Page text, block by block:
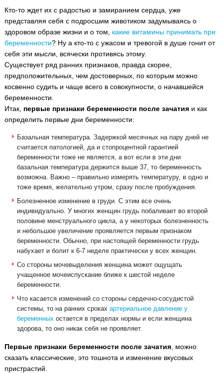
Кто-то ждет их с радостью и замиранием сердца, уже
представляя себя с подросшим животиком задумываясь о
здоровом образе жизни и о том, какие витамины принимать при
беременности? Ну а кто-то с ужасом и тревогой в душе гонит от
себя эти мысли, всячески противясь этому.
Существует ряд ранних признаков, правда скорее,
предположительных, чем достоверных, по которым можно
косвенно судить и чаще всего в совокупности, о начавшейся
беременности.
Итак, первые признаки беременности после зачатия и как
определить первые дни беременности:
Базальная температура. Задержкой месячных на пару дней не
считается патологией, да и стопроцентной гарантией
беременности тоже не является, а вот если в эти дни
базальная температура держится выше 37, то беременность
возможна. Важно – правильно измерять температуру, в одно и
тоже время, желательно утром, сразу после пробуждения.
Болезненное изменение в груди. С этим все очень
индивидуально. У многих женщин грудь побаливает во второй
половине менструального цикла, а у некоторых болезненность
и небольшое увеличение проявляется первым признаком
беременности. Обычно, при настоящей беременности грудь
набухает и болит к 6-7 неделе практически у всех женщин.
Со стороны мочевыделения женщина может ощущать
учащенное мочеиспускание ближе к шестой неделе
беременности.
Что касается изменений со стороны сердечно-сосудистой
системы, то на ранних сроках артериальное давление у
беременныхостается в пределах нормы и если женщина
здорова, то оно никак себя не проявляет.
Первые признаки беременности после зачатия, можно
сказать классические, это тошнота и изменение вкусовых
пристрастий.